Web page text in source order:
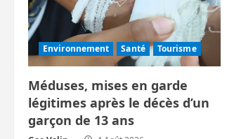
o
n
d
’
Environnement Santé Tourisme
Méduses, mises en garde
légitimes après le décès d’un
garçon de 13 ans